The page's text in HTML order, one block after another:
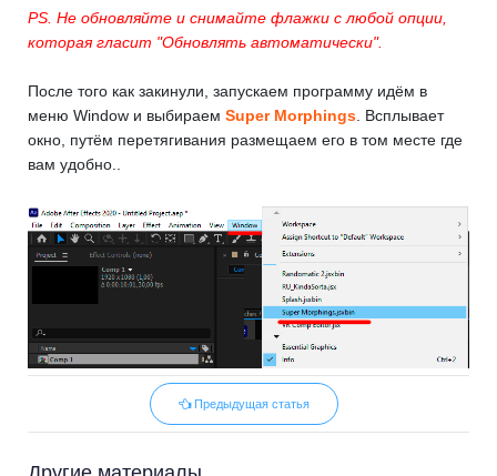
PS. Не обновляйте и снимайте флажки с любой опции,
которая гласит "Обновлять автоматически".
После того как закинули, запускаем программу идём в
меню Window и выбираем Super Morphings . Всплывает
окно, путём перетягивания размещаем его в том месте где
вам удобно..
Предыдущая статья